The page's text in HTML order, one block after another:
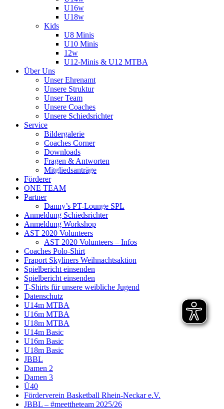
U16w
U18w
Kids
U8 Minis
U10 Minis
12w
U12-Minis & U12 MTBA
Über Uns
Unser Ehrenamt
Unsere Struktur
Unser Team
Unsere Coaches
Unsere Schiedsrichter
Service
Bildergalerie
Coaches Corner
Downloads
Fragen & Antworten
Mitgliedsanträge
Förderer
ONE TEAM
Partner
Danny’s PT-Lounge SPL
Anmeldung Schiedsrichter
Anmeldung Workshop
AST 2020 Volunteers
AST 2020 Volunteers – Infos
Coaches Polo-Shirt
Fraport Skyliners Weihnachtsaktion
Spielbericht einsenden
Spielbericht einsenden
T-Shirts für unsere weibliche Jugend
Datenschutz
U14m MTBA
U16m MTBA
U18m MTBA
U14m Basic
U16m Basic
U18m Basic
JBBL
Damen 2
Damen 3
Ü40
Förderverein Basketball Rhein-Neckar e.V.
JBBL – #meettheteam 2025/26